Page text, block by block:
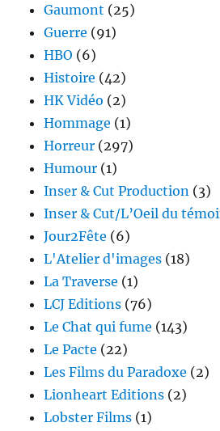
Gaumont (25)
Guerre (91)
HBO (6)
Histoire (42)
HK Vidéo (2)
Hommage (1)
Horreur (297)
Humour (1)
Inser & Cut Production (3)
Inser & Cut/L’Oeil du
Jour2Fête (6)
L'Atelier d'images (18)
La Traverse (1)
LCJ Editions (76)
Le Chat qui fume (143)
Le Pacte (22)
Les Films du Paradoxe (2)
Lionheart Editions (2)
Lobster Films (1)